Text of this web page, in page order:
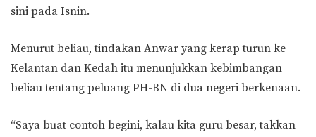
sini pada Isnin.
Menurut beliau, tindakan Anwar yang kerap turun ke
Kelantan dan Kedah itu menunjukkan kebimbangan
beliau tentang peluang PH-BN di dua negeri berkenaan.
“Saya buat contoh begini, kalau kita guru besar, takkan